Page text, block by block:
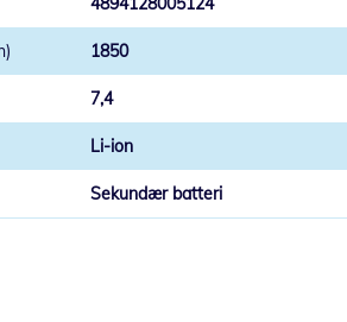
1850
7,4
Li-ion
Sekundær batteri